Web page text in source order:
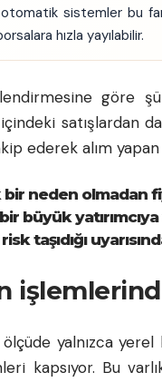
sistemler bu
hızla yayılabilir.
göre
satışlardan
ederek alım yapan
bir neden olmadan
büyük
taşıdığı
yalnızca
kapsıyor. Bu